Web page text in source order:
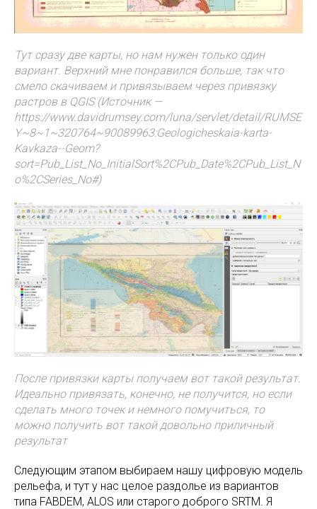
Тут сразу две карты, но нам нужен только один
вариант. Верхний мне понравился больше, так что
смело скачиваем и привязываем через привязку
растров в QGIS (Источник —
https://www.davidrumsey.com/luna/servlet/detail/RUMSE
Y~8~1~320764~90089963:Geologicheskaia-karta-
Kavkaza--Geom?
sort=Pub_List_No_InitialSort%2CPub_Date%2CPub_List_N
o%2CSeries_No#)
После привязки карты получаем вот такой результат.
Идеально привязать, конечно, не получится, но если
сделать много точек и немного помучиться, то
можно получить вот такой довольно приличный
результат
Следующим этапом выбираем нашу цифровую модель
рельефа, и тут у нас целое раздолье из вариантов
типа FABDEM, ALOS или старого доброго SRTM. Я